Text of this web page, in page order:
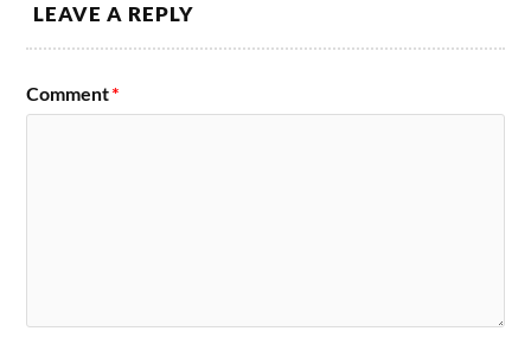
LEAVE A REPLY
Comment*